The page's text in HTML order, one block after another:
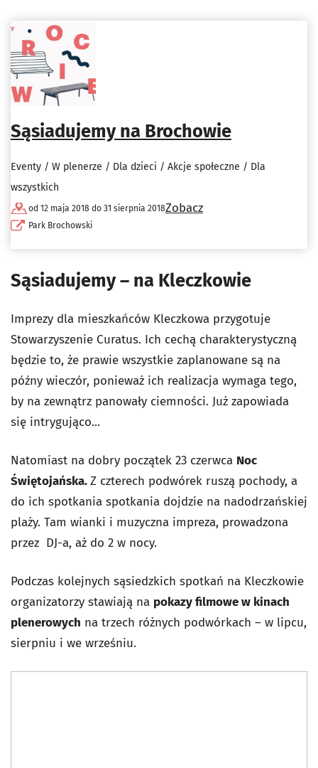
Sąsiadujemy na Brochowie
Eventy / W plenerze / Dla dzieci / Akcje społeczne / Dla
wszystkich
od 12 maja 2018 do 31 sierpnia 2018
Park Brochowski
Zobacz
Sąsiadujemy – na Kleczkowie
Imprezy dla mieszkańców Kleczkowa przygotuje
Stowarzyszenie Curatus. Ich cechą charakterystyczną
będzie to, że prawie wszystkie zaplanowane są na
późny wieczór, ponieważ ich realizacja wymaga tego,
by na zewnątrz panowały ciemności. Już zapowiada
się intrygująco...
Natomiast na dobry początek 23 czerwca Noc
Świętojańska.Z czterech podwórek ruszą pochody, a
do ich spotkania spotkania dojdzie na nadodrzańskiej
plaży. Tam wianki i muzyczna impreza, prowadzona
przez DJ-a, aż do 2 w nocy.
Podczas kolejnych sąsiedzkich spotkań na Kleczkowie
organizatorzy stawiają na pokazy filmowe w kinach
plenerowych na trzech różnych podwórkach – w lipcu,
sierpniu i we wrześniu.